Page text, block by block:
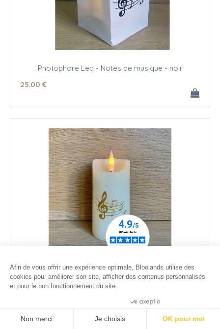
Photophore Led - Notes de musique - noir
25.00 €
Bougie LED Cire Ivoire ø 5 cm H 11cm - Notes de
musique Or
26 .00 €
Afin de vous offrir une expérience optimale, Bloolands utilise des
cookies pour améliorer son site, afficher des contenus personnalisés
et pour le bon fonctionnement du site.
Non merci Je choisis OK pour moi